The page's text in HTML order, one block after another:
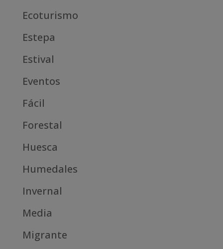
Ecoturismo
Estepa
Estival
Eventos
Fácil
Forestal
Huesca
Humedales
Invernal
Media
Migrante